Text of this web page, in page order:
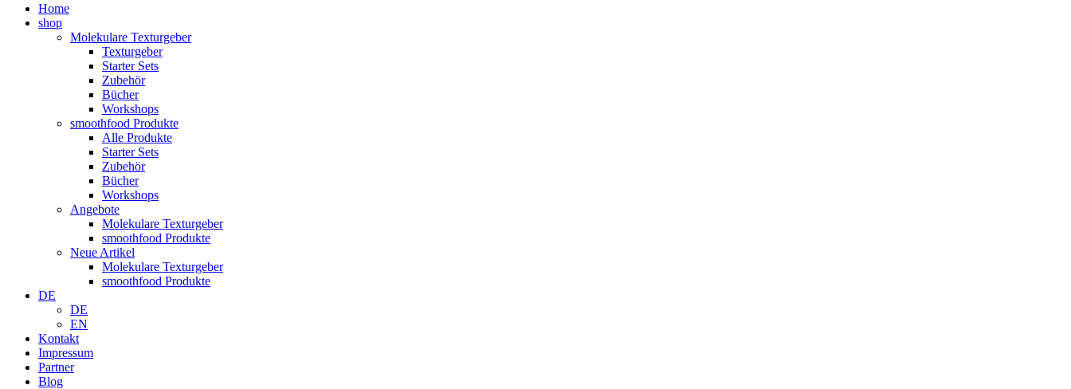
Home
shop
Molekulare Texturgeber
Texturgeber
Starter Sets
Zubehör
Bücher
Workshops
smoothfood Produkte
Alle Produkte
Starter Sets
Zubehör
Bücher
Workshops
Angebote
Molekulare Texturgeber
smoothfood Produkte
Neue Artikel
Molekulare Texturgeber
smoothfood Produkte
DE
DE
EN
Kontakt
Impressum
Partner
Blog